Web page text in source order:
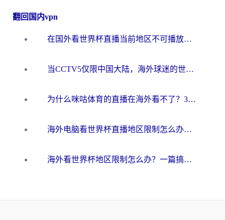
翻回国内vpn
在国外看世界杯直播当前地区不可播放？海外党必看的回国加速全攻略
当CCTV5仅限中国大陆，海外球迷的世界杯狂欢如何继续？
为什么咪咕体育的直播在海外看不了？3步解决海外看世界杯+抖音地区限制难题
海外电脑看世界杯直播地区限制怎么办？你需要一个聪明的加速器
海外看世界杯地区限制怎么办？一篇搞定咪咕视频播放+国内资源无缝访问指南